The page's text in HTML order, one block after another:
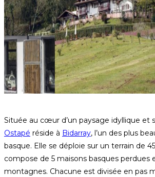
Située au cœur d’un paysage idyllique et
Ostapé réside à Bidarray, l’un des plus
basque. Elle se déploie sur un terrain de
compose de 5 maisons basques perdues
montagnes. Chacune est divisée en pas